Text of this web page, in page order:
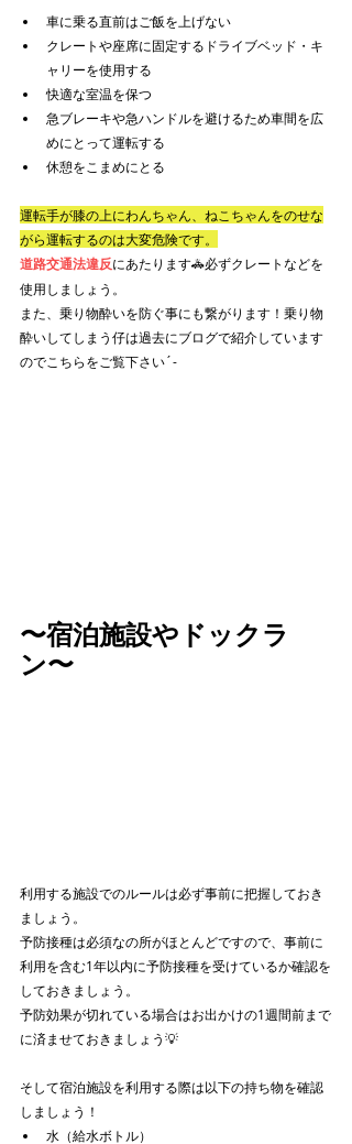
車に乗る直前はご飯を上げない
クレートや座席に固定するドライブベッド・キ
ャリーを使用する
快適な室温を保つ
急ブレーキや急ハンドルを避けるため車間を広
めにとって運転する
休憩をこまめにとる
運転手が膝の上にわんちゃん、ねこちゃんをのせな
がら運転するのは大変危険です。
道路交通法違反にあたります🚓必ずクレートなどを
使用しましょう。
また、乗り物酔いを防ぐ事にも繋がります！乗り物
酔いしてしまう仔は過去にブログで紹介しています
のでこちらをご覧下さい´-
〜宿泊施設やドックラ
ン〜
利用する施設でのルールは必ず事前に把握しておき
ましょう。
予防接種は必須なの所がほとんどですので、事前に
利用を含む1年以内に予防接種を受けているか確認を
しておきましょう。
予防効果が切れている場合はお出かけの1週間前まで
に済ませておきましょう💡
そして宿泊施設を利用する際は以下の持ち物を確認
しましょう！
水（給水ボトル）